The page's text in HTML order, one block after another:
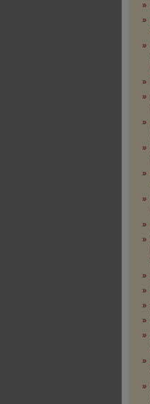
»
»
»
»
»
»
»
»
»
»
»
»
»
»
»
»
»
»